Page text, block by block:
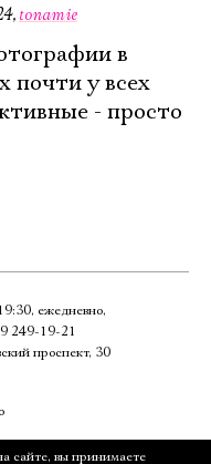
, tonamie
в
почти у всех
- просто
ежедневно,
249‑19‑21
проспект, 30
сайте, вы принимаете